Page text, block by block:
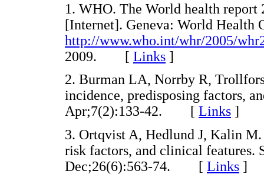
1. WHO. The World health report
[Internet]. Geneva: World Health
http://www.who.int/whr/2005/
2009. [ Links ]
2. Burman LA, Norrby R,
incidence, predisposing factors,
Apr;7(2):133-42. [ Links ]
3. Ortqvist A, Hedlund J, Kalin
risk factors, and clinical features.
Dec;26(6):563-74. [ Links ]